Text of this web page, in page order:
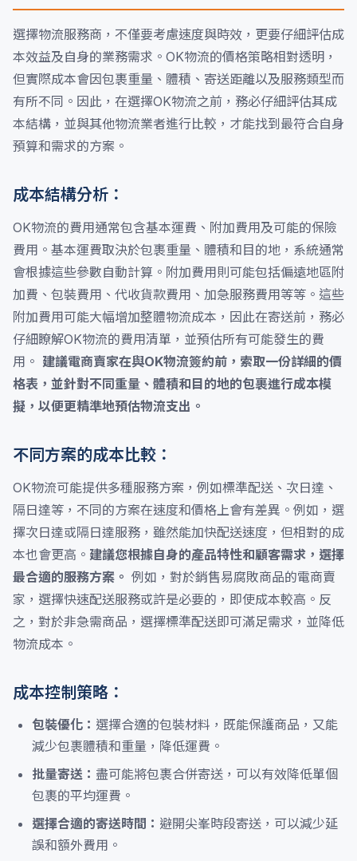
選擇物流服務商，不僅要考慮速度與時效，更要仔細評估成
本效益及自身的業務需求。OK物流的價格策略相對透明，
但實際成本會因包裹重量、體積、寄送距離以及服務類型而
有所不同。因此，在選擇OK物流之前，務必仔細評估其成
本結構，並與其他物流業者進行比較，才能找到最符合自身
預算和需求的方案。
成本結構分析：
OK物流的費用通常包含基本運費、附加費用及可能的保險
費用。基本運費取決於包裹重量、體積和目的地，系統通常
會根據這些參數自動計算。附加費用則可能包括偏遠地區附
加費、包裝費用、代收貨款費用、加急服務費用等等。這些
附加費用可能大幅增加整體物流成本，因此在寄送前，務必
仔細瞭解OK物流的費用清單，並預估所有可能發生的費
用。 建議電商賣家在與OK物流簽約前，索取一份詳細的價
格表，並針對不同重量、體積和目的地的包裹進行成本模
擬，以便更精準地預估物流支出。
不同方案的成本比較：
OK物流可能提供多種服務方案，例如標準配送、次日達、
隔日達等，不同的方案在速度和價格上會有差異。例如，選
擇次日達或隔日達服務，雖然能加快配送速度，但相對的成
本也會更高。 建議您根據自身的產品特性和顧客需求，選擇
最合適的服務方案。 例如，對於銷售易腐敗商品的電商賣
家，選擇快速配送服務或許是必要的，即使成本較高。反
之，對於非急需商品，選擇標準配送即可滿足需求，並降低
物流成本。
成本控制策略：
包裝優化： 選擇合適的包裝材料，既能保護商品，又能
減少包裹體積和重量，降低運費。
批量寄送： 盡可能將包裹合併寄送，可以有效降低單個
包裹的平均運費。
選擇合適的寄送時間： 避開尖峯時段寄送，可以減少延
誤和額外費用。